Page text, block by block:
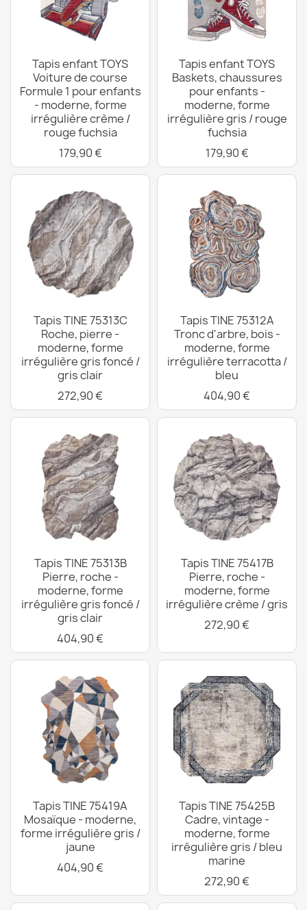
Tapis enfant TOYS
Voiture de course
Formule 1 pour enfants
- moderne, forme
irrégulière crème /
rouge fuchsia
179,90 €
Tapis enfant TOYS
Baskets, chaussures
pour enfants -
moderne, forme
irrégulière gris / rouge
fuchsia
179,90 €
Tapis TINE 75313C
Roche, pierre -
moderne, forme
irrégulière gris foncé /
gris clair
272,90 €
Tapis TINE 75312A
Tronc d'arbre, bois -
moderne, forme
irrégulière terracotta /
bleu
404,90 €
Tapis TINE 75313B
Pierre, roche -
moderne, forme
irrégulière gris foncé /
gris clair
404,90 €
Tapis TINE 75417B
Pierre, roche -
moderne, forme
irrégulière crème / gris
272,90 €
Tapis TINE 75419A
Mosaïque - moderne,
forme irrégulière gris /
jaune
404,90 €
Tapis TINE 75425B
Cadre, vintage -
moderne, forme
irrégulière gris / bleu
marine
272,90 €